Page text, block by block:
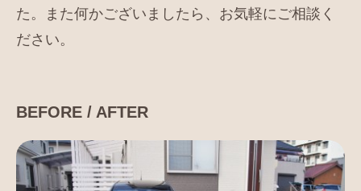
た。また何かございましたら、お気軽にご相談く
ださい。
BEFORE / AFTER